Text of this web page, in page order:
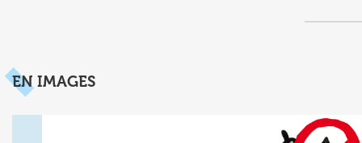
EN IMAGES